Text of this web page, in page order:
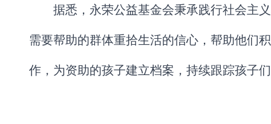
据悉，永荣公益基金会秉承践行社会主
需要帮助的群体重拾生活的信心，帮助他们
作，为资助的孩子建立档案，持续跟踪孩子